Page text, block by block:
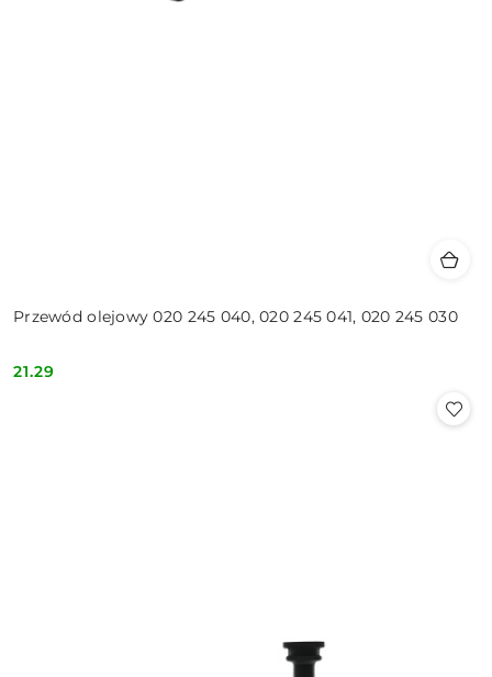
Przewód olejowy 020 245 040, 020 245 041, 020 245 030
Cena:
21.29